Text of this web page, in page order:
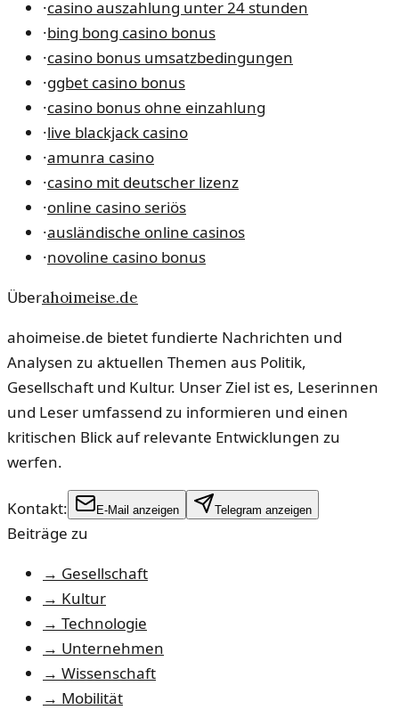
·casino auszahlung unter 24 stunden
·bing bong casino bonus
·casino bonus umsatzbedingungen
·ggbet casino bonus
·casino bonus ohne einzahlung
·live blackjack casino
·amunra casino
·casino mit deutscher lizenz
·online casino seriös
·ausländische online casinos
·novoline casino bonus
Überahoimeise.de
ahoimeise.de bietet fundierte Nachrichten und
Analysen zu aktuellen Themen aus Politik,
Gesellschaft und Kultur. Unser Ziel ist es, Leserinnen
und Leser umfassend zu informieren und einen
kritischen Blick auf relevante Entwicklungen zu
werfen.
Kontakt: E-Mail anzeigen Telegram anzeigen
Beiträge zu
→ Gesellschaft
→ Kultur
→ Technologie
→ Unternehmen
→ Wissenschaft
→ Mobilität